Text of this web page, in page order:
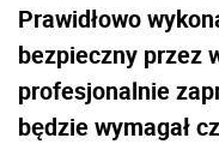
Prawidłowo
bezpieczny przez
profesjonalnie
będzie wymagał